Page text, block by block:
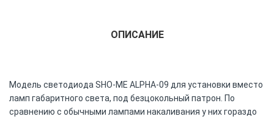
ОПИСАНИЕ
Модель светодиода SHO-ME ALPHA-09 для установки вместо
ламп габаритного света, под безцокольный патрон. По
сравнению с обычными лампами накаливания у них гораздо